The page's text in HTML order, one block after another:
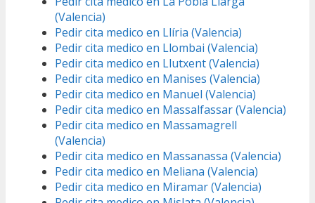
(Valencia)
Pedir cita medico en Llíria (Valencia)
Pedir cita medico en Llombai (Valencia)
Pedir cita medico en Llutxent (Valencia)
Pedir cita medico en Manises (Valencia)
Pedir cita medico en Manuel (Valencia)
Pedir cita medico en Massalfassar (Valencia)
Pedir cita medico en Massamagrell
(Valencia)
Pedir cita medico en Massanassa (Valencia)
Pedir cita medico en Meliana (Valencia)
Pedir cita medico en Miramar (Valencia)